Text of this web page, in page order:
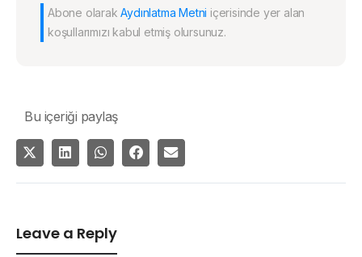
Abone olarakAydınlatma Metni içerisinde yer alan
koşullarımızı kabul etmiş olursunuz.
Bu içeriği paylaş
Leave a Reply